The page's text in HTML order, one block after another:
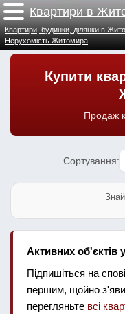
Квартири в
Квартири, будинки, ділянки в
Нерухомість Житомира
Купити
Продаж
Сортування:
Активних об'єктів
Підпишіться на
першим, щойно
перегляньте всі